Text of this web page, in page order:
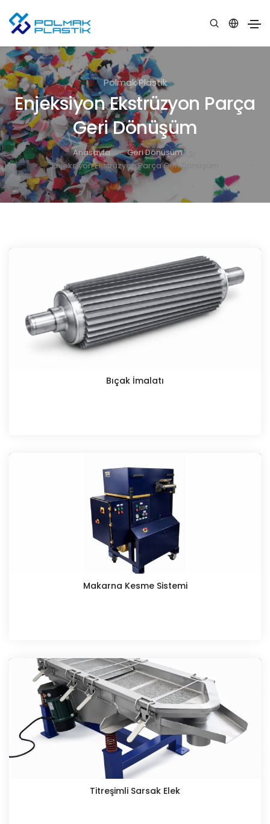
Polmak Plastik
Enjeksiyon Ekstrüzyon Parça
Geri Dönüşüm
Anasayfa
Geri Dönüşüm
Enjeksiyon Ekstrüzyon Parça Geri Dönüşüm
Bıçak İmalatı
Makarna Kesme Sistemi
Titreşimli Sarsak Elek